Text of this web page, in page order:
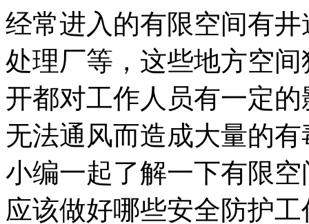
经常进入的有限空间有
处理厂等，这些地方空
开都对工作人员有一定
无法通风而造成大量的
小编一起了解一下有限
应该做好哪些安全防护工